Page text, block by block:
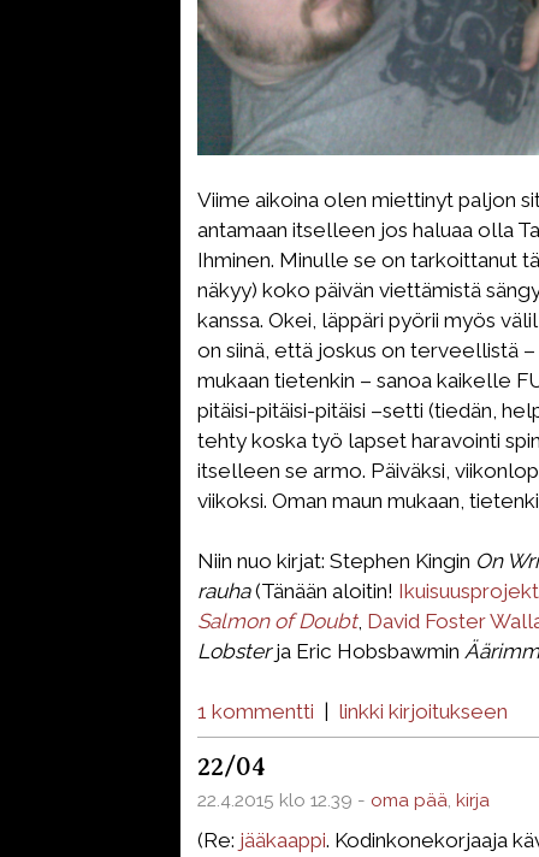
Viime aikoina olen miettinyt paljon
antamaan itselleen jos haluaa olla
Ihminen. Minulle se on tarkoittanut
näkyy) koko päivän viettämistä
kanssa. Okei, läppäri pyörii myös
on siinä, että joskus on terveellistä
mukaan tietenkin – sanoa kaikelle
pitäisi-pitäisi-pitäisi –setti (tiedän,
tehty koska työ lapset haravointi
itselleen se armo. Päiväksi,
viikoksi. Oman maun mukaan,
Niin nuo kirjat: Stephen Kingin On
rauha(Tänään aloitin!
Salmon of Doubt, David Foster
Lobsterja Eric Hobsbawmin
1 kommentti linkki kirjoitukseen
22/04
22.4.2015 klo 12.39 - oma pää, kirja
(Re: jääkaappi. Kodinkonekorjaaja